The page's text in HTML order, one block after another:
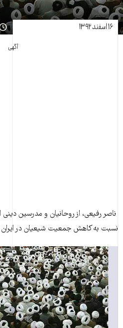
۱۶ اسفند ۱۳۹۲
آگهی
ناصر رفيعی، از روحانيان و مدرسين دينی
نسبت به کاهش جمعيت شيعيان در ايران